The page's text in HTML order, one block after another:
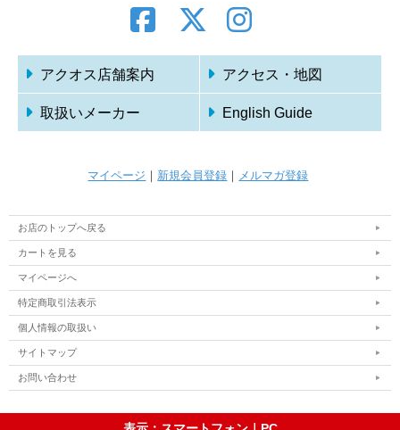
アクオス店舗案内 アクセス・地図
取扱いメーカー English Guide
マイページ ｜ 新規会員登録 ｜ メルマガ登録
お店のトップへ戻る
カートを見る
マイページへ
特定商取引法表示
個人情報の取扱い
サイトマップ
お問い合わせ